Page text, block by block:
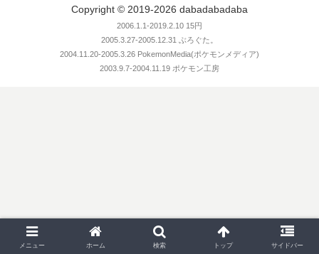
Copyright © 2019-2026 dabadabadaba
2006.1.1-2019.2.10 15円
2005.3.27-2005.12.31 ぶろぐた。
2004.11.20-2005.3.26 PokemonMedia(ポケモンメディア)
2003.9.7-2004.11.19 ポケモン工房
メニュー ホーム 検索 トップ サイドバー